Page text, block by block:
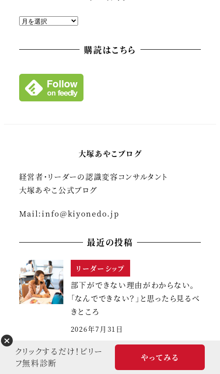
ア
カ
ブ
購読はこちら
大塚あやこブログ
経営者・リーダーの認識変容コンサルタント
大塚あやこ公式ブログ
Mail:info@kiyonedo.jp
最近の投稿
リーダーシップ
部下ができない理由がわからない。
「なんでできない？」と思ったら見るべ
きところ
2026年7月31日
パラダイムを変える
AI時代のリーダーシップ論。「有能」の
クリックするだけ！ビリー
フ無料診断
やってみる